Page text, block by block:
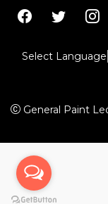
Select Language
General Paint